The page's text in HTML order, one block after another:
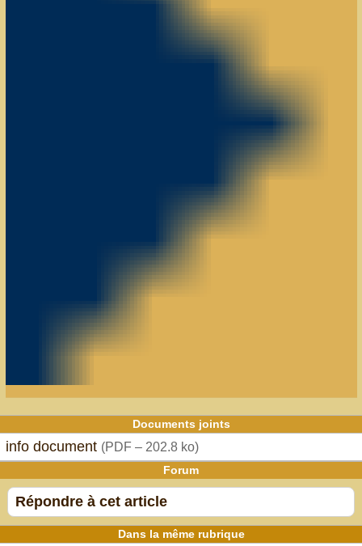
Documents joints
info document (PDF – 202.8 ko)
Forum
Répondre à cet article
Dans la même rubrique